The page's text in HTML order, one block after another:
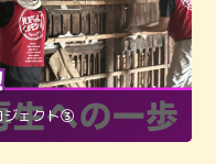
ジェクト➂